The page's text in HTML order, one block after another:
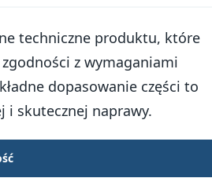
techniczne produktu, które
z wymaganiami
dopasowanie części to
i skutecznej naprawy.